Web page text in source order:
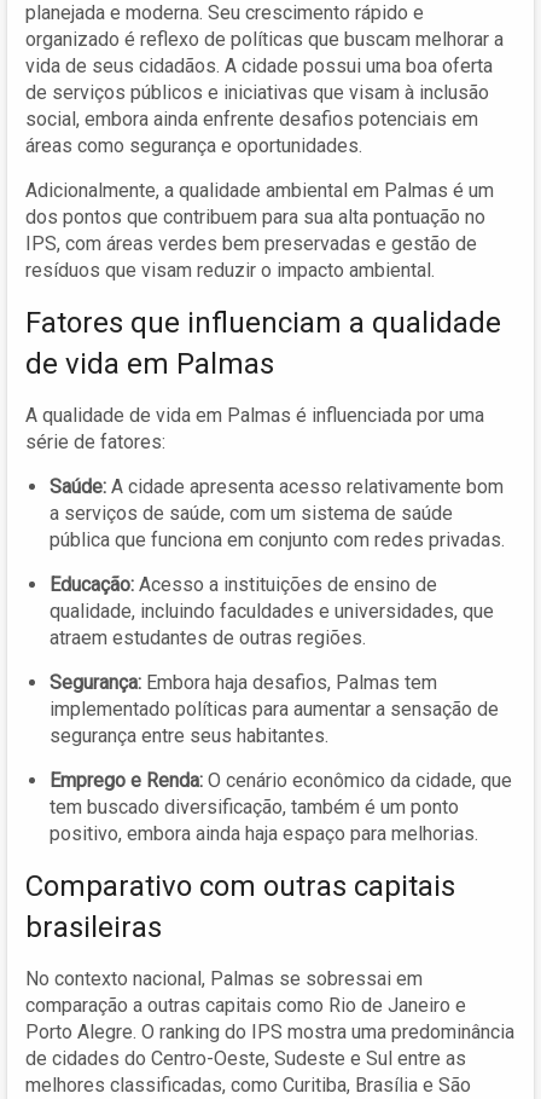
planejada e moderna. Seu crescimento rápido e
organizado é reflexo de políticas que buscam melhorar a
vida de seus cidadãos. A cidade possui uma boa oferta
de serviços públicos e iniciativas que visam à inclusão
social, embora ainda enfrente desafios potenciais em
áreas como segurança e oportunidades.
Adicionalmente, a qualidade ambiental em Palmas é um
dos pontos que contribuem para sua alta pontuação no
IPS, com áreas verdes bem preservadas e gestão de
resíduos que visam reduzir o impacto ambiental.
Fatores que influenciam a qualidade
de vida em Palmas
A qualidade de vida em Palmas é influenciada por uma
série de fatores:
Saúde: A cidade apresenta acesso relativamente bom
a serviços de saúde, com um sistema de saúde
pública que funciona em conjunto com redes privadas.
Educação: Acesso a instituições de ensino de
qualidade, incluindo faculdades e universidades, que
atraem estudantes de outras regiões.
Segurança: Embora haja desafios, Palmas tem
implementado políticas para aumentar a sensação de
segurança entre seus habitantes.
Emprego e Renda: O cenário econômico da cidade, que
tem buscado diversificação, também é um ponto
positivo, embora ainda haja espaço para melhorias.
Comparativo com outras capitais
brasileiras
No contexto nacional, Palmas se sobressai em
comparação a outras capitais como Rio de Janeiro e
Porto Alegre. O ranking do IPS mostra uma predominância
de cidades do Centro-Oeste, Sudeste e Sul entre as
melhores classificadas, como Curitiba, Brasília e São